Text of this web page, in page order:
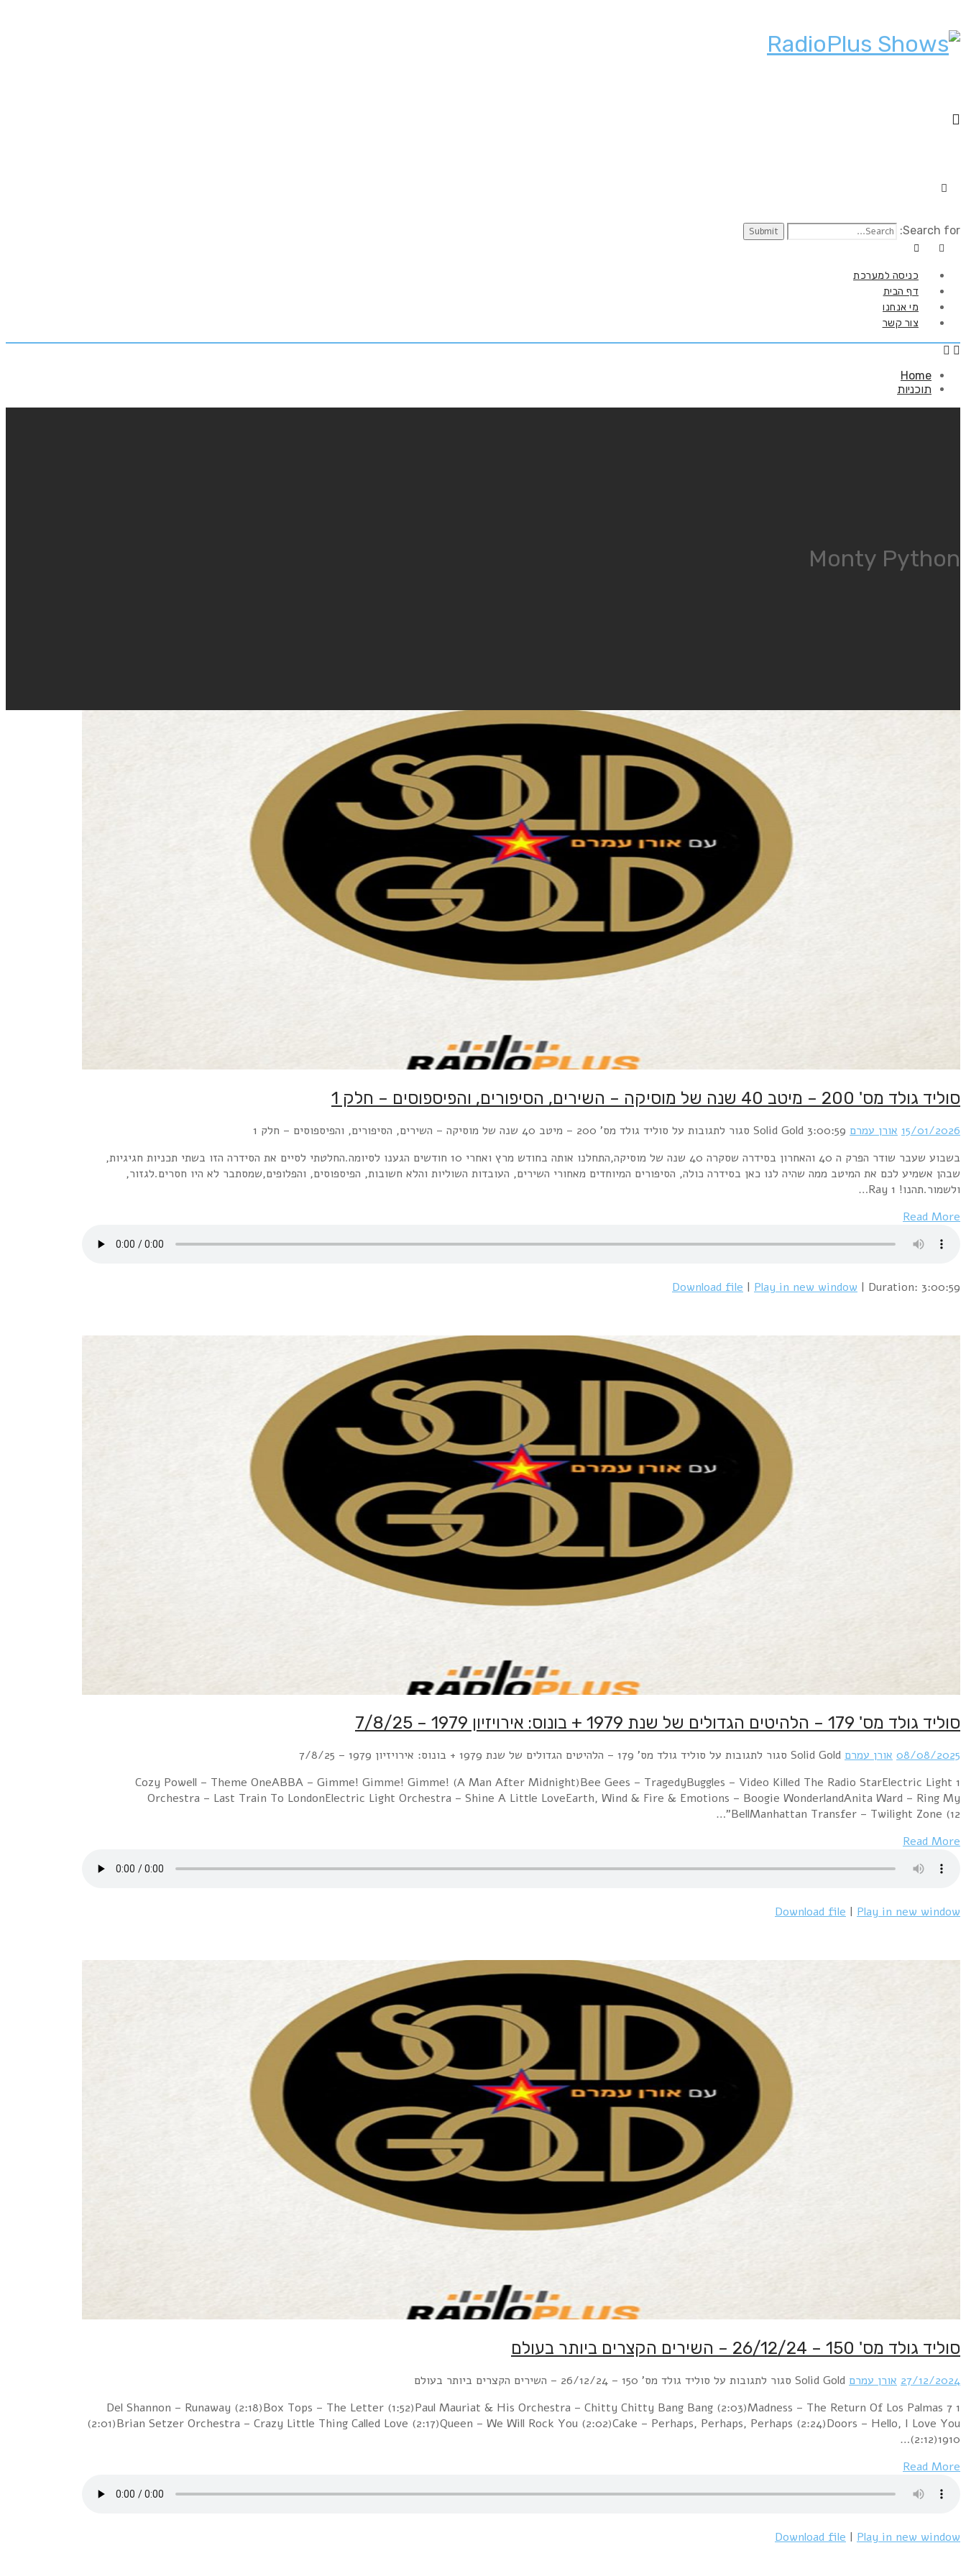
Search for:
כניסה למערכת
דף הבית
מי אנחנו
צור קשר
Home
תוכניות
Monty Python
סוליד גולד מס' 200 – מיטב 40 שנה של מוסיקה – השירים, הסיפורים, והפיספוסים – חלק 1
15/01/2026 אורן עמרם Solid Gold 3:00:59 סגור לתגובות על סוליד גולד מס' 200 – מיטב 40 שנה של מוסיקה – השירים, הסיפורים, והפיספוסים – חלק 1
בשבוע שעבר שודר הפרק ה 40 והאחרון בסידרה שסקרה 40 שנה של מוסיקה,התחלנו אותה בחודש מרץ ואחרי 10 חודשים הגענו לסיומה.החלטתי לסיים את הסידרה הזו בשתי תכניות חגיגיות,
שבהן אשמיע לכם את המיטב ממה שהיה לנו כאן בסידרה כולה, הסיפורים המיוחדים מאחורי השירים, העובדות השוליות והלא חשובות, הפיספוסים, והפלופים,שמסתבר לא היו חסרים.לגזור,
ולשמור.תהנו! 1 Ray…
Read More
Download file | Play in new window | Duration: 3:00:59
סוליד גולד מס' 179 – הלהיטים הגדולים של שנת 1979 + בונוס: אירויזיון 1979 – 7/8/25
08/08/2025 אורן עמרם Solid Gold סגור לתגובות על סוליד גולד מס' 179 – הלהיטים הגדולים של שנת 1979 + בונוס: אירויזיון 1979 – 7/8/25
1 Cozy Powell – Theme OneABBA – Gimme! Gimme! Gimme! (A Man After Midnight)Bee Gees – TragedyBuggles – Video Killed The Radio StarElectric Light
Orchestra – Last Train To LondonElectric Light Orchestra – Shine A Little LoveEarth, Wind & Fire & Emotions – Boogie WonderlandAnita Ward – Ring My
BellManhattan Transfer – Twilight Zone (12"…
Read More
Download file | Play in new window
סוליד גולד מס' 150 – 26/12/24 – השירים הקצרים ביותר בעולם
27/12/2024 אורן עמרם Solid Gold סגור לתגובות על סוליד גולד מס' 150 – 26/12/24 – השירים הקצרים ביותר בעולם
1 Del Shannon – Runaway (2:18)Box Tops – The Letter (1:52)Paul Mauriat & His Orchestra – Chitty Chitty Bang Bang (2:03)Madness – The Return Of Los Palmas 7
(2:01)Brian Setzer Orchestra – Crazy Little Thing Called Love (2:17)Queen – We Will Rock You (2:02)Cake – Perhaps, Perhaps, Perhaps (2:24)Doors – Hello, I Love You
(2:12)1910…
Read More
Download file | Play in new window